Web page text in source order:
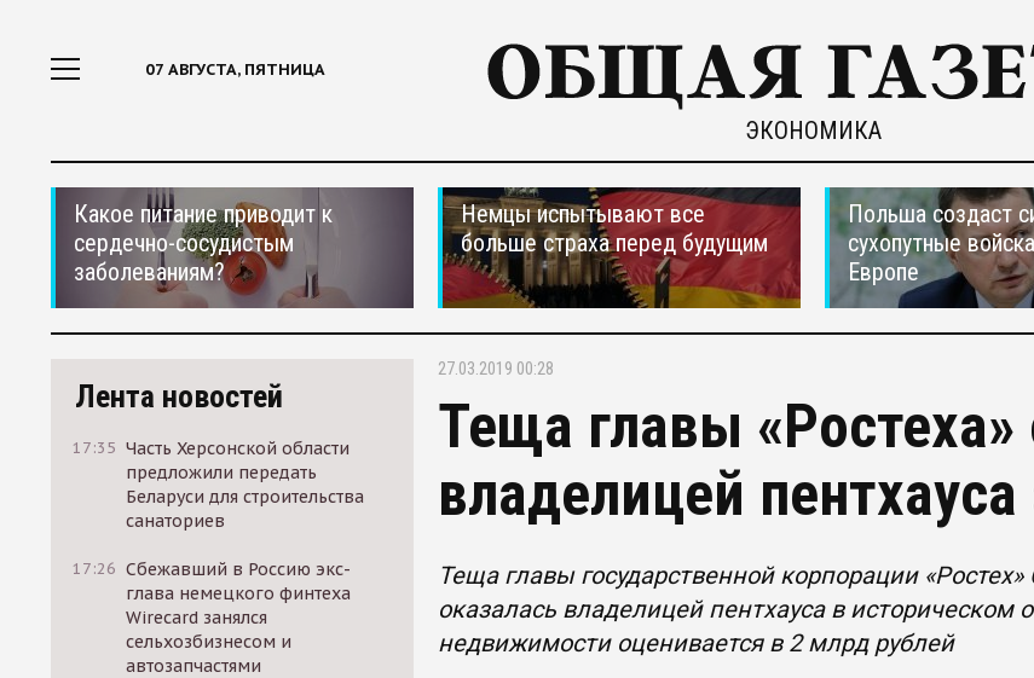
07 АВГУСТА, ПЯТНИЦА
ЭКОНОМИКА
Какое питание приводит к
сердечно-сосудистым
заболеваниям?
Немцы испытывают все
больше страха перед будущим
Польша создаст
сухопутные
Европе
Лента новостей
17:35 Часть Херсонской области
предложили передать
Беларуси для строительства
санаториев
17:26 Сбежавший в Россию экс-
глава немецкого финтеха
Wirecard занялся
сельхозбизнесом и
автозапчастями
27.03.2019 00:28
Теща главы «Ростеха»
владелицей
Теща главы государственной корпорации
оказалась владелицей пентхауса в
недвижимости оценивается в 2 млрд рублей